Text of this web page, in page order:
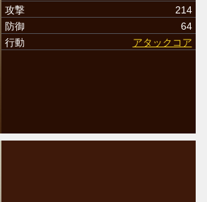
攻撃
214
防御
64
行動
アタックコア